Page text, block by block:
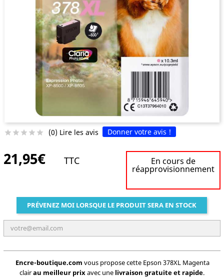
     (0) Lire les avis Donner votre avis !
21,95€ TTC En cours de
réapprovisionnement
PRÉVENEZ MOI LORSQUE LE PRODUIT SERA EN STOCK
Encre-boutique.com vous propose cette Epson 378XL Magenta
clairau meilleur prixavec une livraison gratuite et rapide.